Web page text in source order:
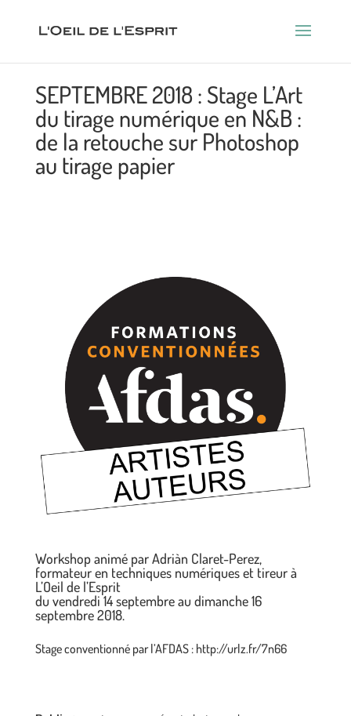
SEPTEMBRE 2018 : Stage L’Art
du tirage numérique en N&B :
de la retouche sur Photoshop
au tirage papier
Workshop animé par Adriàn Claret-Perez,
formateur en techniques numériques et tireur à
L’Oeil de l’Esprit
du vendredi 14 septembre au dimanche 16
septembre 2018.
Stage conventionné par l’AFDAS : http://urlz.fr/7n66